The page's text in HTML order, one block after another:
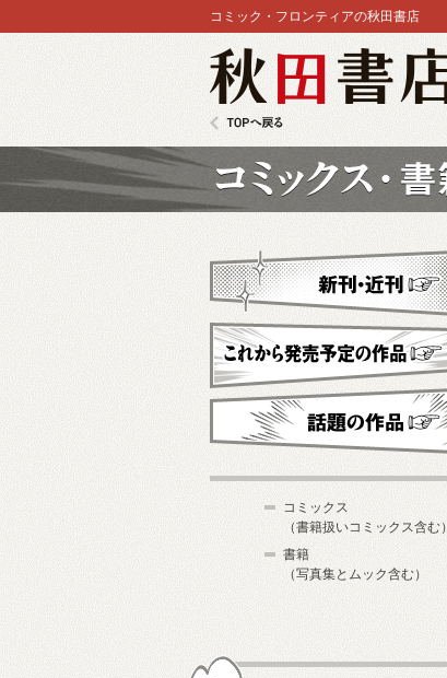
コミック・フロンティアの秋田書店
新刊・近刊
これから発売予定
コミックス
（書籍扱いコミックス含む）
書籍
（写真集とムック含む）